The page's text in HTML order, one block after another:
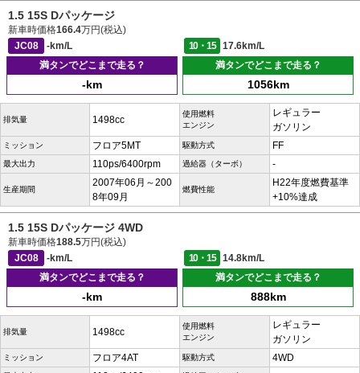
1.5 15S Dパッケージ
新車時価格166.4万円(税込)
JC08
-km/L 10・15
17.6km/L
満タンでどこまで走る？
-km
満タンでどこまで走る？
1056km
排気量 1498cc
使用燃料
エンジン
レギュラー
ガソリン
ミッション フロア5MT 駆動方式 FF
最大出力 110ps/6400rpm 過給器（ターボ） -
生産期間
2007年06月～200
8年09月
燃費性能
H22年度燃費基準
+10%達成
1.5 15S Dパッケージ 4WD
新車時価格188.5万円(税込)
JC08
-km/L 10・15
14.8km/L
満タンでどこまで走る？
-km
満タンでどこまで走る？
888km
排気量 1498cc
使用燃料
エンジン
レギュラー
ガソリン
ミッション フロア4AT 駆動方式 4WD